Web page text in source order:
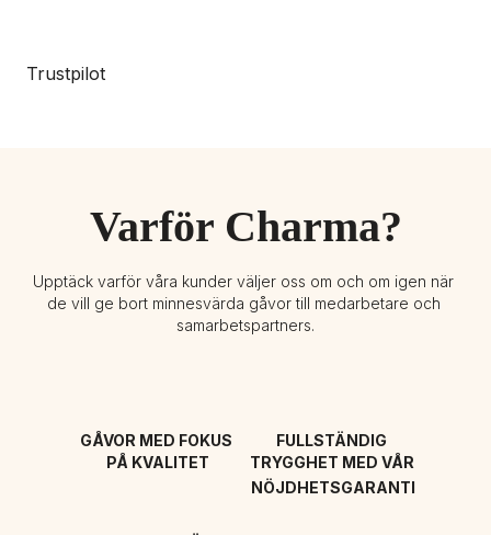
Trustpilot
Varför Charma?
Upptäck varför våra kunder väljer oss om och om igen när
de vill ge bort minnesvärda gåvor till medarbetare och
samarbetspartners.
GÅVOR MED FOKUS
PÅ KVALITET
FULLSTÄNDIG
TRYGGHET MED VÅR
NÖJDHETSGARANTI